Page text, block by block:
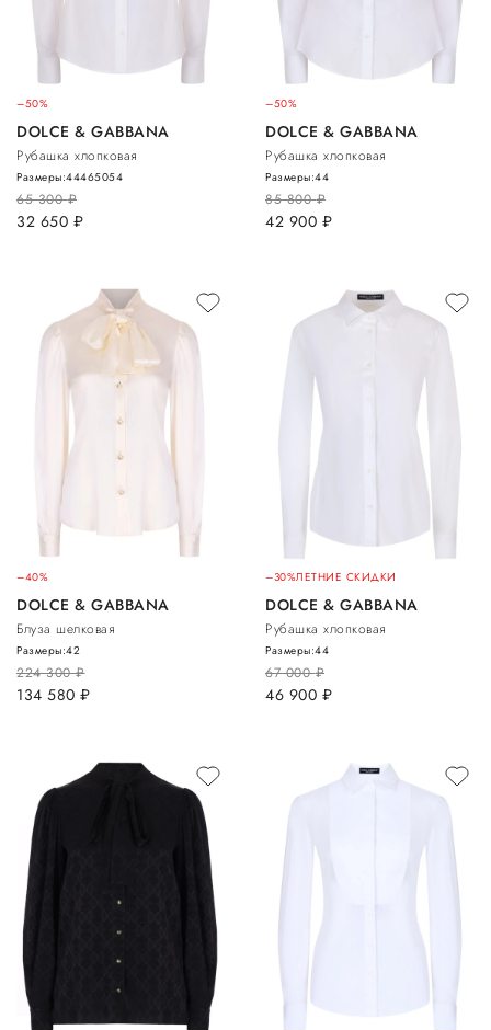
–50%
DOLCE & GABBANA
Рубашка хлопковая
65 300руб.
32 650 руб.
Размеры:44465054
–50%
DOLCE & GABBANA
Рубашка хлопковая
85 800руб.
42 900 руб.
Размеры:44
–40%
DOLCE & GABBANA
Блуза шелковая
224 300руб.
134 580 руб.
Размеры:42
–30%ЛЕТНИЕ СКИДКИ
DOLCE & GABBANA
Рубашка хлопковая
67 000руб.
46 900 руб.
Размеры:44